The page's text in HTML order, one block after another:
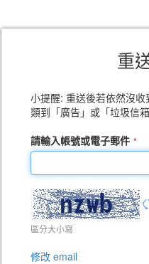
重
小提醒: 重送後若依然沒
類到「廣告」或「垃圾信
請輸入帳號或電子郵件
區分大小寫
修改 email